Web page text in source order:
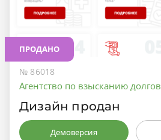
ПРОДАНО
№ 86018
Агентство по взысканию долгов
Дизайн продан
Демоверсия